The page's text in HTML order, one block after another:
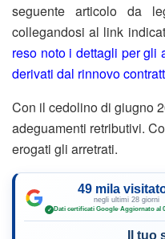
seguente articolo da
collegandosi al link
reso noto i dettagli per gli
derivati dal rinnovo
Con il cedolino di giugno
adeguamenti retributivi.
erogati gli arretrati.
49 mila
negli ultimi 28 giorni
✓ Dati certificati Google·Aggiornato al
Il